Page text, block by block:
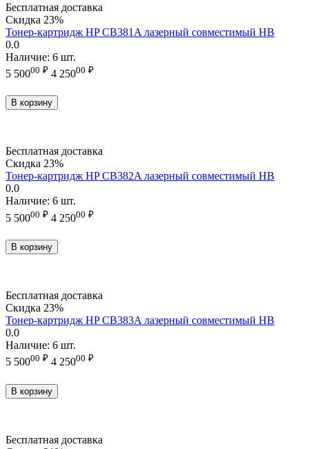
Бесплатная доставка
Скидка 23%
Тонер-картридж HP CB381A лазерный совместимый HB
0.0
Наличие: 6 шт.
5 50000 ₽ 4 25000 ₽
В корзину
Бесплатная доставка
Скидка 23%
Тонер-картридж HP CB382A лазерный совместимый HB
0.0
Наличие: 6 шт.
5 50000 ₽ 4 25000 ₽
В корзину
Бесплатная доставка
Скидка 23%
Тонер-картридж HP CB383A лазерный совместимый HB
0.0
Наличие: 6 шт.
5 50000 ₽ 4 25000 ₽
В корзину
Бесплатная доставка